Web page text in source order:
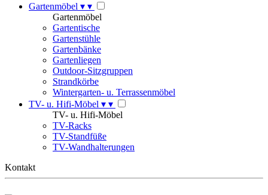
Gartenmöbel ▾ ▾
Gartenmöbel
Gartentische
Gartenstühle
Gartenbänke
Gartenliegen
Outdoor-Sitzgruppen
Strandkörbe
Wintergarten- u. Terrassenmöbel
TV- u. Hifi-Möbel ▾ ▾
TV- u. Hifi-Möbel
TV-Racks
TV-Standfüße
TV-Wandhalterungen
Kontakt